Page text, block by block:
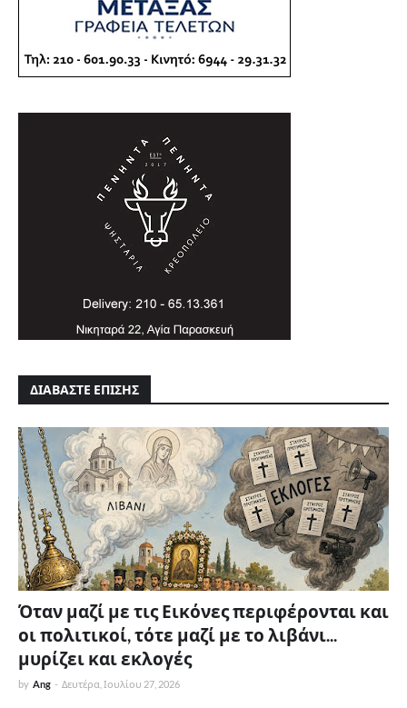
ΔΙΑΒΑΣΤΕ ΕΠΙΣΗΣ
Όταν μαζί με τις Εικόνες περιφέρονται και
οι πολιτικοί, τότε μαζί με το λιβάνι...
μυρίζει και εκλογές
by Ang - Δευτέρα, Ιουλίου 27, 2026